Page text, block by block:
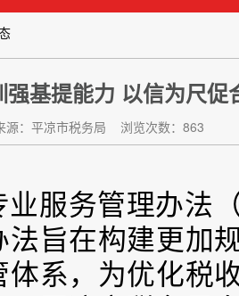
基提能力 以信为尺促
源：平凉市税务局 浏览次数：863